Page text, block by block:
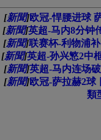
[新聞]欧冠-悍腰进球
[新聞]英超-马内8分钟
[新聞]联赛杯-利物浦
[新聞]英超-孙兴慜2中
[新聞]英超-马内连场
[新聞]欧冠-萨拉赫2球
類